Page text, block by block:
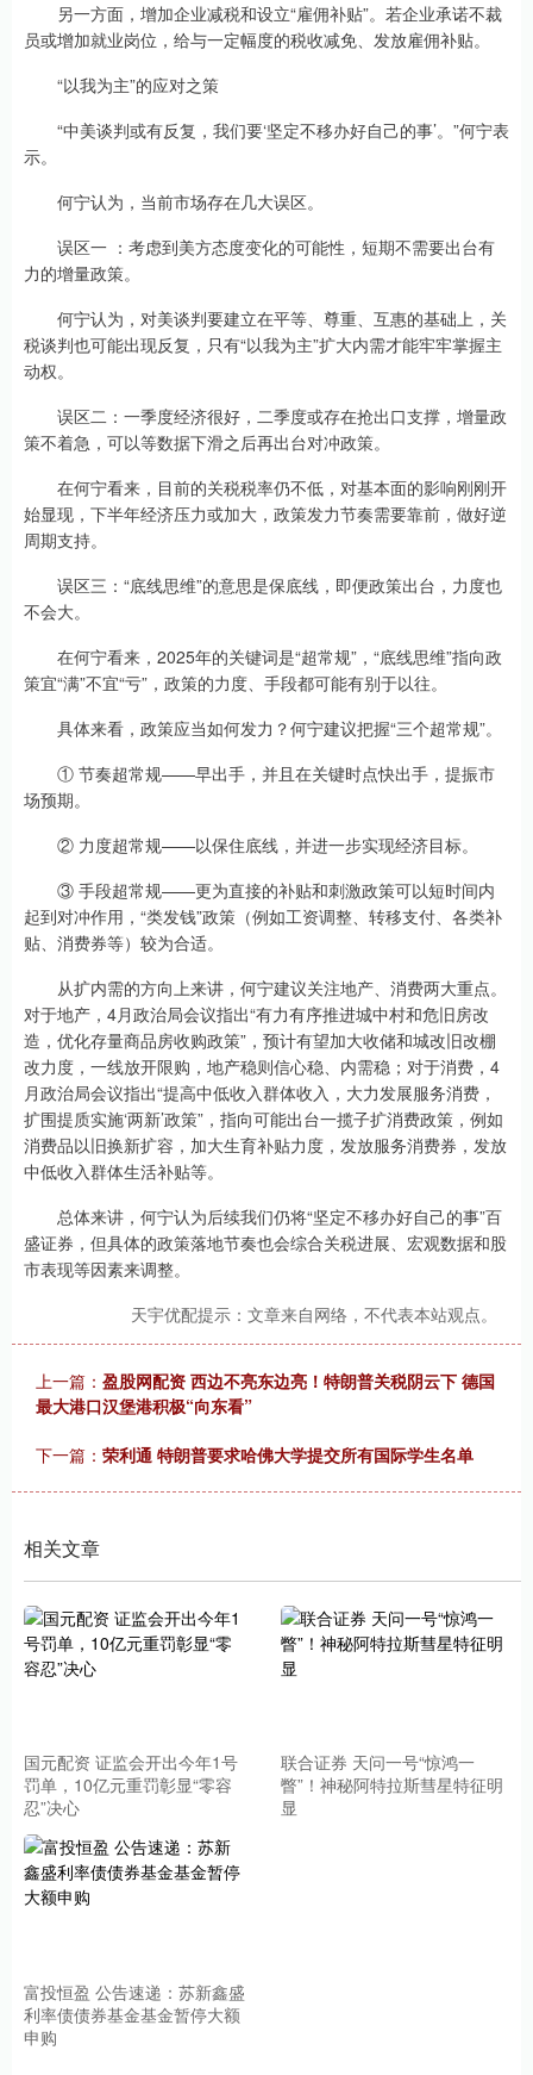
另一方面，增加企业减税和设立“雇佣补贴”。若企业承诺不裁
员或增加就业岗位，给与一定幅度的税收减免、发放雇佣补贴。
“以我为主”的应对之策
“中美谈判或有反复，我们要‘坚定不移办好自己的事’。”何宁表
示。
何宁认为，当前市场存在几大误区。
误区一 ：考虑到美方态度变化的可能性，短期不需要出台有
力的增量政策。
何宁认为，对美谈判要建立在平等、尊重、互惠的基础上，关
税谈判也可能出现反复，只有“以我为主”扩大内需才能牢牢掌握主
动权。
误区二：一季度经济很好，二季度或存在抢出口支撑，增量政
策不着急，可以等数据下滑之后再出台对冲政策。
在何宁看来，目前的关税税率仍不低，对基本面的影响刚刚开
始显现，下半年经济压力或加大，政策发力节奏需要靠前，做好逆
周期支持。
误区三：“底线思维”的意思是保底线，即便政策出台，力度也
不会大。
在何宁看来，2025年的关键词是“超常规”，“底线思维”指向政
策宜“满”不宜“亏”，政策的力度、手段都可能有别于以往。
具体来看，政策应当如何发力？何宁建议把握“三个超常规”。
① 节奏超常规——早出手，并且在关键时点快出手，提振市
场预期。
② 力度超常规——以保住底线，并进一步实现经济目标。
③ 手段超常规——更为直接的补贴和刺激政策可以短时间内
起到对冲作用，“类发钱”政策（例如工资调整、转移支付、各类补
贴、消费券等）较为合适。
从扩内需的方向上来讲，何宁建议关注地产、消费两大重点。
对于地产，4月政治局会议指出“有力有序推进城中村和危旧房改
造，优化存量商品房收购政策”，预计有望加大收储和城改旧改棚
改力度，一线放开限购，地产稳则信心稳、内需稳；对于消费，4
月政治局会议指出“提高中低收入群体收入，大力发展服务消费，
扩围提质实施‘两新’政策”，指向可能出台一揽子扩消费政策，例如
消费品以旧换新扩容，加大生育补贴力度，发放服务消费券，发放
中低收入群体生活补贴等。
总体来讲，何宁认为后续我们仍将“坚定不移办好自己的事”百
盛证券，但具体的政策落地节奏也会综合关税进展、宏观数据和股
市表现等因素来调整。
天宇优配提示：文章来自网络，不代表本站观点。
上一篇： 盈股网配资 西边不亮东边亮！特朗普关税阴云下 德国
最大港口汉堡港积极“向东看”
下一篇： 荣利通 特朗普要求哈佛大学提交所有国际学生名单
相关文章
国元配资 证监会开出今年1号
罚单，10亿元重罚彰显“零容
忍”决心
联合证券 天问一号“惊鸿一
瞥”！神秘阿特拉斯彗星特征明
显
富投恒盈 公告速递：苏新鑫盛
利率债债券基金基金暂停大额
申购